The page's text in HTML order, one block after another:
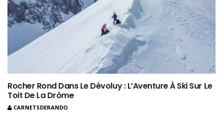
Rocher Rond Dans Le Dévoluy : L’Aventure À Ski Sur Le
Toit De La Drôme
CARNETSDERANDO